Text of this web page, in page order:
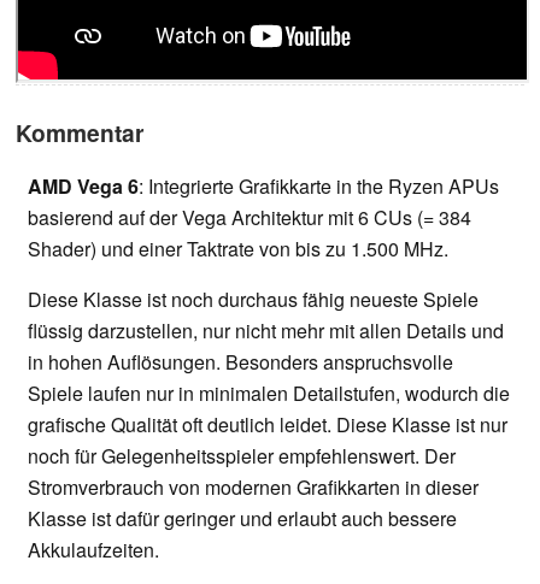
Kommentar
AMD Vega 6: Integrierte Grafikkarte in the Ryzen APUs
basierend auf der Vega Architektur mit 6 CUs (= 384
Shader) und einer Taktrate von bis zu 1.500 MHz.
Diese Klasse ist noch durchaus fähig neueste Spiele
flüssig darzustellen, nur nicht mehr mit allen Details und
in hohen Auflösungen. Besonders anspruchsvolle
Spiele laufen nur in minimalen Detailstufen, wodurch die
grafische Qualität oft deutlich leidet. Diese Klasse ist nur
noch für Gelegenheitsspieler empfehlenswert. Der
Stromverbrauch von modernen Grafikkarten in dieser
Klasse ist dafür geringer und erlaubt auch bessere
Akkulaufzeiten.